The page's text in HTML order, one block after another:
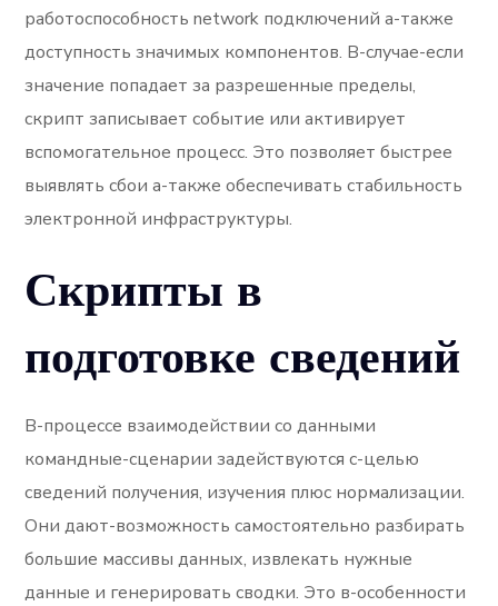
работоспособность network подключений а-также
доступность значимых компонентов. В-случае-если
значение попадает за разрешенные пределы,
скрипт записывает событие или активирует
вспомогательное процесс. Это позволяет быстрее
выявлять сбои а-также обеспечивать стабильность
электронной инфраструктуры.
Скрипты в
подготовке сведений
В-процессе взаимодействии со данными
командные-сценарии задействуются с-целью
сведений получения, изучения плюс нормализации.
Они дают-возможность самостоятельно разбирать
большие массивы данных, извлекать нужные
данные и генерировать сводки. Это в-особенности